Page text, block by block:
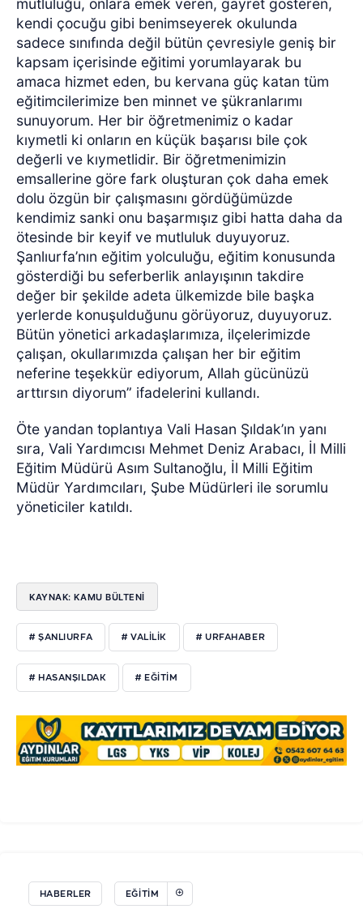
kendi çocuğu gibi benimseyerek okulunda
sadece sınıfında değil bütün çevresiyle geniş bir
kapsam içerisinde eğitimi yorumlayarak bu
amaca hizmet eden, bu kervana güç katan tüm
eğitimcilerimize ben minnet ve şükranlarımı
sunuyorum. Her bir öğretmenimiz o kadar
kıymetli ki onların en küçük başarısı bile çok
değerli ve kıymetlidir. Bir öğretmenimizin
emsallerine göre fark oluşturan çok daha emek
dolu özgün bir çalışmasını gördüğümüzde
kendimiz sanki onu başarmışız gibi hatta daha da
ötesinde bir keyif ve mutluluk duyuyoruz.
Şanlıurfa’nın eğitim yolculuğu, eğitim konusunda
gösterdiği bu seferberlik anlayışının takdire
değer bir şekilde adeta ülkemizde bile başka
yerlerde konuşulduğunu görüyoruz, duyuyoruz.
Bütün yönetici arkadaşlarımıza, ilçelerimizde
çalışan, okullarımızda çalışan her bir eğitim
neferine teşekkür ediyorum, Allah gücünüzü
arttırsın diyorum” ifadelerini kullandı.
Öte yandan toplantıya Vali Hasan Şıldak’ın yanı
sıra, Vali Yardımcısı Mehmet Deniz Arabacı, İl Milli
Eğitim Müdürü Asım Sultanoğlu, İl Milli Eğitim
Müdür Yardımcıları, Şube Müdürleri ile sorumlu
yöneticiler katıldı.
KAYNAK: KAMU BÜLTENİ
# ŞANLIURFA # VALİLİK # URFAHABER
# HASANŞILDAK # EĞİTİM
HABERLER EĞITIM